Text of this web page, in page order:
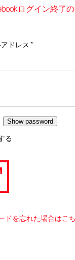
ログイン終了
アドレス*必
る
ドを忘れた場合はこ